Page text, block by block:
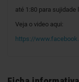
até 1:80 para sujidade
Veja o video aqui:
https://